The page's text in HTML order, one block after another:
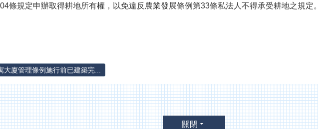
條規定申辦取得耕地所有權，以免違反農業發展條例第33條私法人不得承受耕地之規定。
大廈管理條例施行前已建築完...
關閉